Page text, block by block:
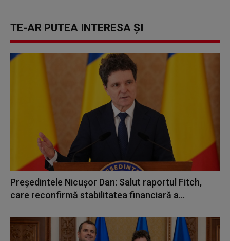
TE-AR PUTEA INTERESA ȘI
Preşedintele Nicuşor Dan: Salut raportul Fitch,
care reconfirmă stabilitatea financiară a...